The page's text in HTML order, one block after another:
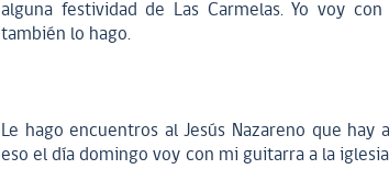
alguna festividad de Las Carmelas. Yo voy
también lo hago.
Le hago encuentros al Jesús Nazareno que
eso el día domingo voy con mi guitarra a la